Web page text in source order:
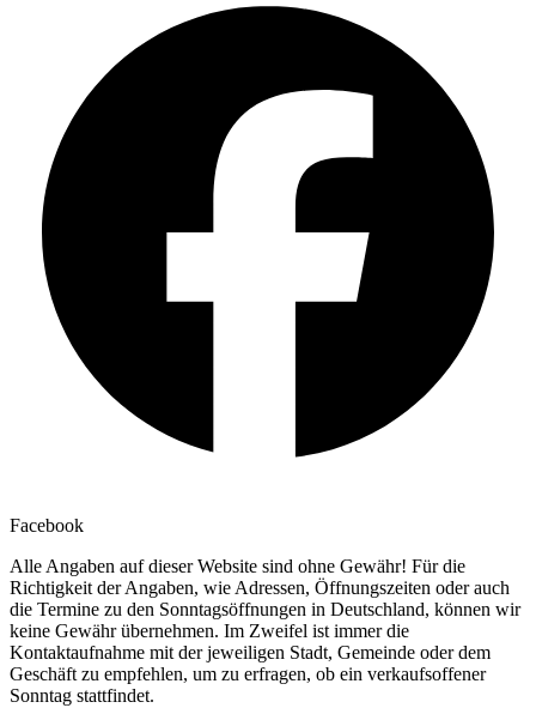
Facebook
Alle Angaben auf dieser Website sind ohne Gewähr! Für die
Richtigkeit der Angaben, wie Adressen, Öffnungszeiten oder auch
die Termine zu den Sonntagsöffnungen in Deutschland, können wir
keine Gewähr übernehmen. Im Zweifel ist immer die
Kontaktaufnahme mit der jeweiligen Stadt, Gemeinde oder dem
Geschäft zu empfehlen, um zu erfragen, ob ein verkaufsoffener
Sonntag stattfindet.